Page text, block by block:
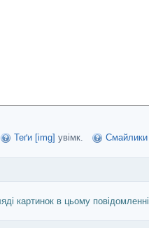
Теґи [img] увімк. Смайлики
картинок в цьому повідомленні